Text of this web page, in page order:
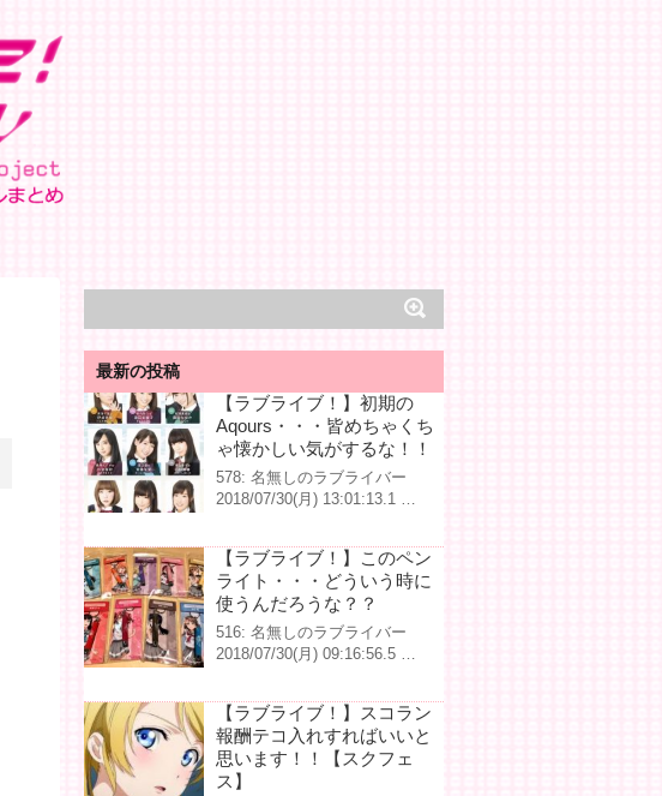
最新の投稿
【ラブライブ！】初期の
Aqours・・・皆めちゃくち
ゃ懐かしい気がするな！！
578: 名無しのラブライバー
2018/07/30(月) 13:01:13.1 …
【ラブライブ！】このペン
ライト・・・どういう時に
使うんだろうな？？
516: 名無しのラブライバー
2018/07/30(月) 09:16:56.5 …
【ラブライブ！】スコラン
報酬テコ入れすればいいと
思います！！【スクフェ
ス】